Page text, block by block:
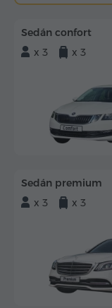
Sedán confort
x 3
x 3
Sedán premium
x 3
x 3